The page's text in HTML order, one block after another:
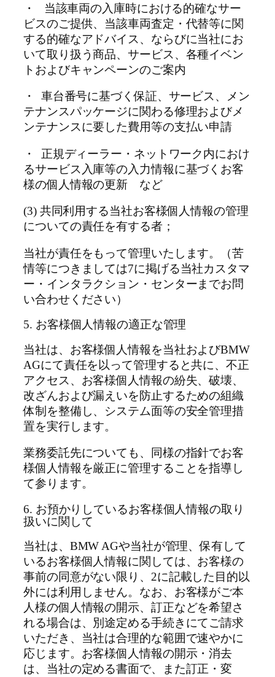
・ 当該車両の入庫時における的確なサー
ビスのご提供、当該車両査定・代替等に関
する的確なアドバイス、ならびに当社にお
いて取り扱う商品、サービス、各種イベン
トおよびキャンペーンのご案内
・ 車台番号に基づく保証、サービス、メン
テナンスパッケージに関わる修理およびメ
ンテナンスに要した費用等の支払い申請
・ 正規ディーラー・ネットワーク内におけ
るサービス入庫等の入力情報に基づくお客
様の個人情報の更新 など
(3) 共同利用する当社お客様個人情報の管理
についての責任を有する者；
当社が責任をもって管理いたします。（苦
情等につきましては7に掲げる当社カスタマ
ー・インタラクション・センターまでお問
い合わせください）
5. お客様個人情報の適正な管理
当社は、お客様個人情報を当社およびBMW
AGにて責任を以って管理すると共に、不正
アクセス、お客様個人情報の紛失、破壊、
改ざんおよび漏えいを防止するための組織
体制を整備し、システム面等の安全管理措
置を実行します。
業務委託先についても、同様の指針でお客
様個人情報を厳正に管理することを指導し
て参ります。
6. お預かりしているお客様個人情報の取り
扱いに関して
当社は、BMW AGや当社が管理、保有して
いるお客様個人情報に関しては、お客様の
事前の同意がない限り、2に記載した目的以
外には利用しません。なお、お客様がご本
人様の個人情報の開示、訂正などを希望さ
れる場合は、別途定める手続きにてご請求
いただき、当社は合理的な範囲で速やかに
応じます。お客様個人情報の開示・消去
は、当社の定める書面で、また訂正・変